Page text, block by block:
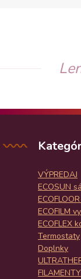
VÝPREDAJ
ECOSUN
ECOFILM
ECOFLEX
Termostaty
Doplnky